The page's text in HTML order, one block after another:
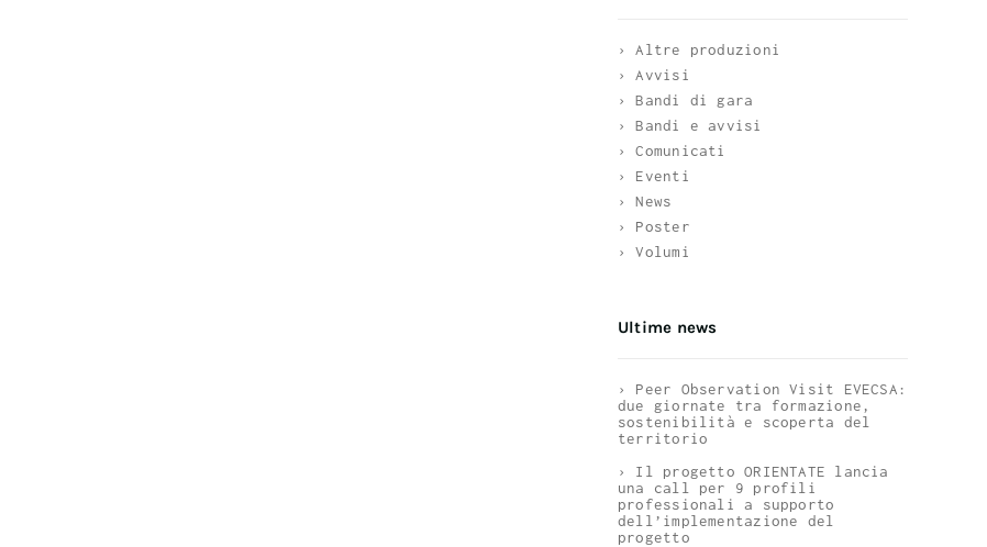
› Altre produzioni
› Avvisi
› Bandi di gara
› Bandi e avvisi
› Comunicati
› Eventi
› News
› Poster
› Volumi
Ultime news
› Peer Observation Visit EVECSA:
due giornate tra formazione,
sostenibilità e scoperta del
territorio
› Il progetto ORIENTATE lancia
una call per 9 profili
professionali a supporto
dell’implementazione del
progetto